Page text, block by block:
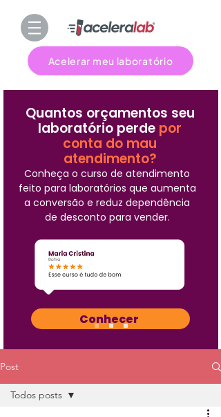
Acelerar meu laboratório
Quantos orçamentos seu
laboratório perde por
conta do mau
atendimento?
Conheça o curso de atendimento
feito para laboratórios que aumenta
a conversão e reduz dependência
de desconto para vender.
Conhecer
Post
Todos posts